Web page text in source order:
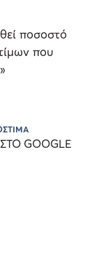
ποσοστό
που
GOOGLE